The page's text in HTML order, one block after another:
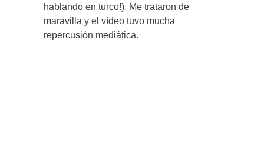
hablando en turco!). Me trataron de
maravilla y el vídeo tuvo mucha
repercusión mediática.